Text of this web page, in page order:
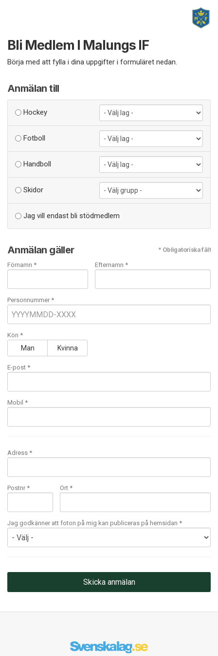
Bli Medlem I Malungs IF
Börja med att fylla i dina uppgifter i formuläret nedan.
Anmälan till
Hockey
Fotboll
Handboll
Skidor
Jag vill endast bli stödmedlem
Anmälan gäller * Obligatoriska fält
Förnamn * Efternamn *
Personnummer *
Kön *
Man Kvinna
E-post *
Mobil *
Adress *
Postnr * Ort *
Jag godkänner att foton på mig kan publiceras på hemsidan *